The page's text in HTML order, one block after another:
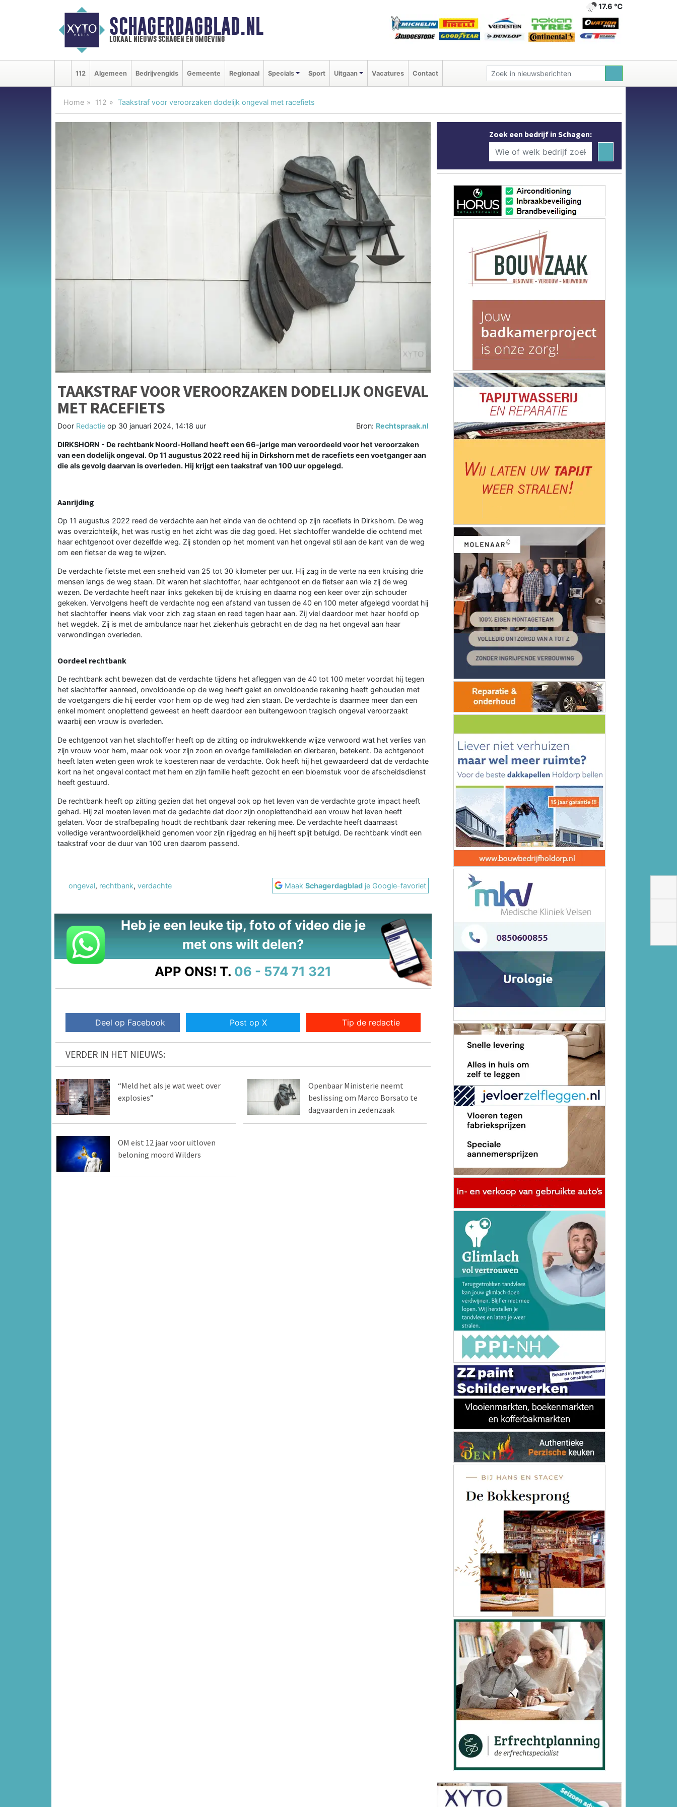
SCHAGERDAGBLAD.NL
lokaal nieuws schagen en omgeving
17.6 ℃
112 Algemeen Bedrijvengids Gemeente Regionaal Specials Sport Uitgaan Vacatures Contact
Home 112 Taakstraf voor veroorzaken dodelijk ongeval met racefiets
TAAKSTRAF VOOR VEROORZAKEN DODELIJK ONGEVAL
MET RACEFIETS
Door Redactie op 30 januari 2024, 14:18 uur Bron: Rechtspraak.nl
DIRKSHORN - De rechtbank Noord-Holland heeft een 66-jarige man veroordeeld voor het veroorzaken
van een dodelijk ongeval. Op 11 augustus 2022 reed hij in Dirkshorn met de racefiets een voetganger aan
die als gevolg daarvan is overleden. Hij krijgt een taakstraf van 100 uur opgelegd.
Aanrijding
Op 11 augustus 2022 reed de verdachte aan het einde van de ochtend op zijn racefiets in Dirkshorn. De weg
was overzichtelijk, het was rustig en het zicht was die dag goed. Het slachtoffer wandelde die ochtend met
haar echtgenoot over dezelfde weg. Zij stonden op het moment van het ongeval stil aan de kant van de weg
om een fietser de weg te wijzen.
De verdachte fietste met een snelheid van 25 tot 30 kilometer per uur. Hij zag in de verte na een kruising drie
mensen langs de weg staan. Dit waren het slachtoffer, haar echtgenoot en de fietser aan wie zij de weg
wezen. De verdachte heeft naar links gekeken bij de kruising en daarna nog een keer over zijn schouder
gekeken. Vervolgens heeft de verdachte nog een afstand van tussen de 40 en 100 meter afgelegd voordat hij
het slachtoffer ineens vlak voor zich zag staan en reed tegen haar aan. Zij viel daardoor met haar hoofd op
het wegdek. Zij is met de ambulance naar het ziekenhuis gebracht en de dag na het ongeval aan haar
verwondingen overleden.
Oordeel rechtbank
De rechtbank acht bewezen dat de verdachte tijdens het afleggen van de 40 tot 100 meter voordat hij tegen
het slachtoffer aanreed, onvoldoende op de weg heeft gelet en onvoldoende rekening heeft gehouden met
de voetgangers die hij eerder voor hem op de weg had zien staan. De verdachte is daarmee meer dan een
enkel moment onoplettend geweest en heeft daardoor een buitengewoon tragisch ongeval veroorzaakt
waarbij een vrouw is overleden.
De echtgenoot van het slachtoffer heeft op de zitting op indrukwekkende wijze verwoord wat het verlies van
zijn vrouw voor hem, maar ook voor zijn zoon en overige familieleden en dierbaren, betekent. De echtgenoot
heeft laten weten geen wrok te koesteren naar de verdachte. Ook heeft hij het gewaardeerd dat de verdachte
kort na het ongeval contact met hem en zijn familie heeft gezocht en een bloemstuk voor de afscheidsdienst
heeft gestuurd.
De rechtbank heeft op zitting gezien dat het ongeval ook op het leven van de verdachte grote impact heeft
gehad. Hij zal moeten leven met de gedachte dat door zijn onoplettendheid een vrouw het leven heeft
gelaten. Voor de strafbepaling houdt de rechtbank daar rekening mee. De verdachte heeft daarnaast
volledige verantwoordelijkheid genomen voor zijn rijgedrag en hij heeft spijt betuigd. De rechtbank vindt een
taakstraf voor de duur van 100 uren daarom passend.
ongeval, rechtbank, verdachte MaakSchagerdagblad je Google-favoriet
Heb je een leuke tip, foto of video die je
met ons wilt delen?
APP ONS! T. 06 - 574 71 321
Deel op Facebook Post op X Tip de redactie
VERDER IN HET NIEUWS:
“Meld het als je wat weet over
explosies”
Openbaar Ministerie neemt
beslissing om Marco Borsato te
dagvaarden in zedenzaak
OM eist 12 jaar voor uitloven
beloning moord Wilders
Zoek een bedrijf in Schagen: